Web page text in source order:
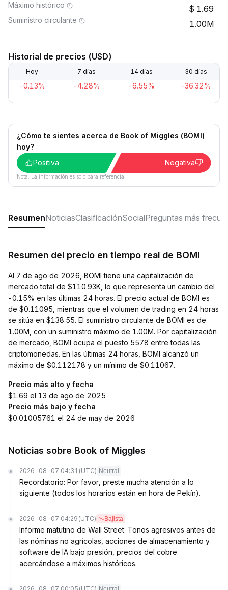
Máximo histórico 1.69
Suministro circulante 1.00M
Historial de precios (USD)
Hoy 7 días 14 días 30 días
-0.13% -4.28% -6.55% -36.32%
¿Cómo te sientes acerca de Book of Miggles (BOMI)
hoy?
Positiva
Negativa
Nota: La información es solo para referencia.
ResumenNoticiasClasificaciónSocialPreguntas más
Resumen del precio en tiempo real de BOMI
Al 7 de ago de 2026, BOMI tiene una capitalización de
mercado total de $110.93K, lo que representa un cambio del
-0.15% en las últimas 24 horas. El precio actual de BOMI es
de $0.11095, mientras que el volumen de trading en 24 horas
se sitúa en $138.55. El suministro circulante de BOMI es de
1.00M, con un suministro máximo de 1.00M. Por capitalización
de mercado, BOMI ocupa el puesto 5578 entre todas las
criptomonedas. En las últimas 24 horas, BOMI alcanzó un
máximo de $0.112178 y un mínimo de $0.11067.
Precio más alto y fecha
$1.69 el 13 de ago de 2025
Precio más bajo y fecha
$0.01005761 el 24 de may de 2026
Noticias sobre Book of Miggles
2026-08-07 04:31 (UTC) Neutral
Recordatorio: Por favor, preste mucha atención a lo
siguiente (todos los horarios están en hora de Pekín).
2026-08-07 04:29 (UTC) Bajista
Informe matutino de Wall Street: Tonos agresivos antes de
las nóminas no agrícolas, acciones de almacenamiento y
software de IA bajo presión, precios del cobre
acercándose a máximos históricos.